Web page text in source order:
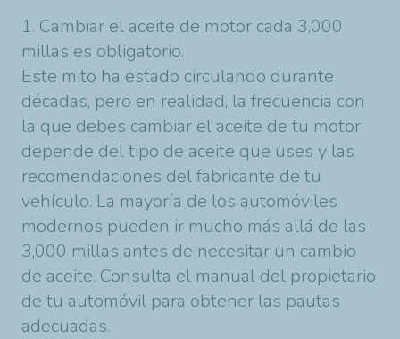
1. Cambiar el aceite de motor cada 3,000
millas es obligatorio.
Este mito ha estado circulando durante
décadas, pero en realidad, la frecuencia con
la que debes cambiar el aceite de tu motor
depende del tipo de aceite que uses y las
recomendaciones del fabricante de tu
vehículo. La mayoría de los automóviles
modernos pueden ir mucho más allá de las
3,000 millas antes de necesitar un cambio
de aceite. Consulta el manual del propietario
de tu automóvil para obtener las pautas
adecuadas.